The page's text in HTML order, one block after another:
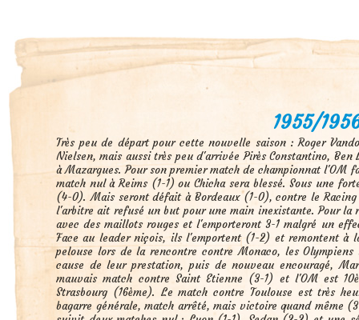
1955/
Très peu de départ pour cette nouvelle saison : Roger
Nielsen, mais aussi très peu d'arrivée Pirès Constantino,
à Mazargues. Pour son premier match de championnat
match nul à Reims (1-1) ou Chicha sera blessé. Sous une
(4-0). Mais seront défait à Bordeaux (1-0), contre le
l'arbitre ait refusé un but pour une main inexistante. Pour la
avec des maillots rouges et l'emporteront 3-1 malgré un
Face au leader niçois, ils l'emportent (1-2) et remontent à
pelouse lors de la rencontre contre Monaco, les
cause de leur prestation, puis de nouveau encouragé,
mauvais match contre Saint Etienne (3-1) et l'OM est
Strasbourg (16ème). Le match contre Toulouse est très
bagarre générale, match arrêté, mais victoire quand même